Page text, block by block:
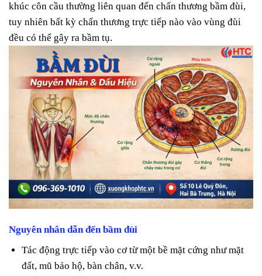
khúc côn cầu thường liên quan đến chấn thương bầm đùi,
tuy nhiên bất kỳ chấn thương trực tiếp nào vào vùng đùi
đều có thể gây ra bầm tụ.
Nguyên nhân dẫn đến bầm đùi
Tác động trực tiếp vào cơ từ một bề mặt cứng như mặt
đất, mũ bảo hộ, bàn chân, v.v.